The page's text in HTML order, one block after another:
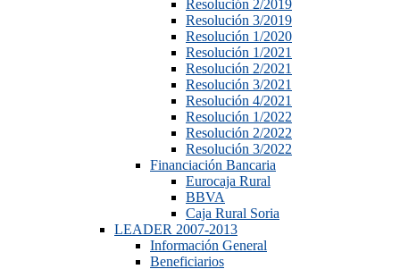
Resolución 2/2019
Resolución 3/2019
Resolución 1/2020
Resolución 1/2021
Resolución 2/2021
Resolución 3/2021
Resolución 4/2021
Resolución 1/2022
Resolución 2/2022
Resolución 3/2022
Financiación Bancaria
Eurocaja Rural
BBVA
Caja Rural Soria
LEADER 2007-2013
Información General
Beneficiarios